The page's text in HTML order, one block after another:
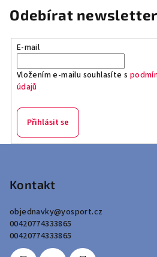
Odebírat newsletter
E-mail
Vložením e-mailu souhlasíte s
údajů
Přihlásit se
Kontakt
objednavky@yosport.cz
00420774333865
00420774333865